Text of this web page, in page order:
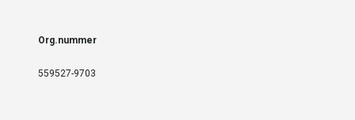
Org.nummer
559527-9703